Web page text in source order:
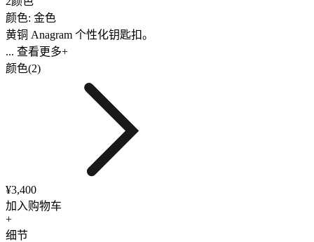
颜色: 金色
黄铜 Anagram 个性化钥匙扣。
... 查看更多+
颜色(2)
¥3,400
加入购物车
+
细节